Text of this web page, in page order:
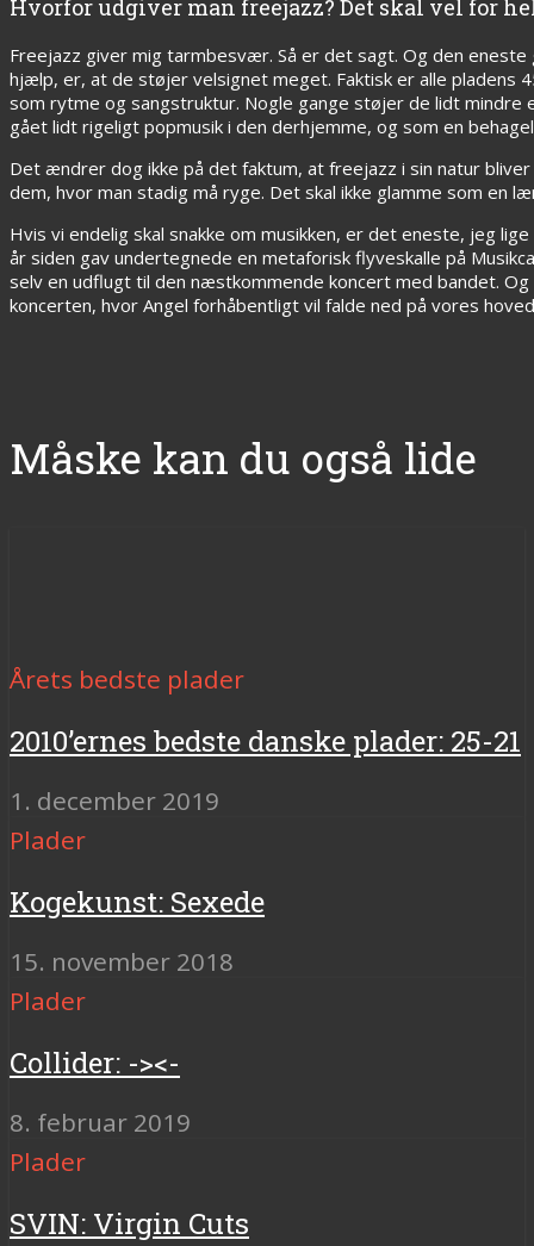
Hvorfor udgiver man freejazz? Det skal vel for
Freejazz giver mig tarmbesvær. Så er det sagt. Og den
hjælp, er, at de støjer velsignet meget. Faktisk er alle pladens
som rytme og sangstruktur. Nogle gange støjer de lidt
gået lidt rigeligt popmusik i den derhjemme, og som en
Det ændrer dog ikke på det faktum, at freejazz i sin natur
dem, hvor man stadig må ryge. Det skal ikke glamme som en
Hvis vi endelig skal snakke om musikken, er det eneste, jeg
år siden gav undertegnede en metaforisk flyveskalle på
selv en udflugt til den næstkommende koncert med bandet.
koncerten, hvor Angel forhåbentligt vil falde ned på vores
Måske kan du også lide
Årets bedste plader
2010’ernes bedste danske plader: 25-21
1. december 2019
Plader
Kogekunst: Sexede
15. november 2018
Plader
Collider: -><-
8. februar 2019
Plader
SVIN: Virgin Cuts